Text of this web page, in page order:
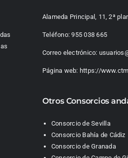
Alameda Principal, 11, 2ª
Teléfono:955 038 665
Correo electrónico:
Página web: https://
Otros Consorcios
Consorcio de Sevilla
Consorcio Bahía de Cádiz
Consorcio de Granada